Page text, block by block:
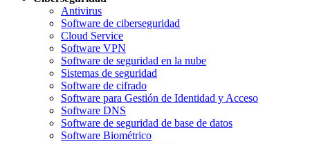
Antivirus
Software de ciberseguridad
Cloud Service
Software VPN
Software de seguridad en la nube
Sistemas de seguridad
Software de cifrado
Software para Gestión de Identidad y Acceso
Software DNS
Software de seguridad de base de datos
Software Biométrico